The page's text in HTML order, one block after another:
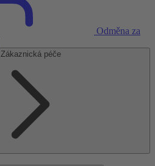
Odměna za
Zákaznická péče